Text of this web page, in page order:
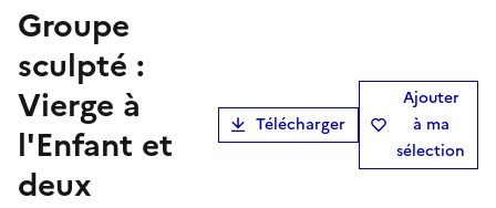
groupe
sculpté :
Vierge à
l'Enfant et
deux
Télécharger
Ajouter
à ma
sélection